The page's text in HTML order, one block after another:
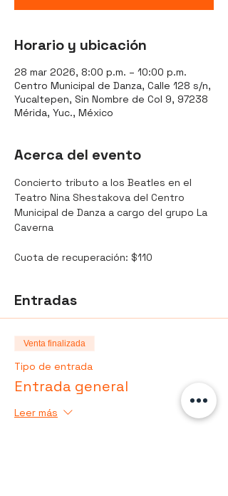
Horario y ubicación
28 mar 2026, 8:00 p.m. – 10:00 p.m.
Centro Municipal de Danza, Calle 128 s/n,
Yucaltepen, Sin Nombre de Col 9, 97238
Mérida, Yuc., México
Acerca del evento
Concierto tributo a los Beatles en el
Teatro Nina Shestakova del Centro
Municipal de Danza a cargo del grupo La
Caverna
Cuota de recuperación: $110
Entradas
Venta finalizada
Tipo de entrada
Entrada general
Leer más